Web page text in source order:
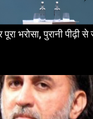
भरोसा, पुरानी पीढ़ी